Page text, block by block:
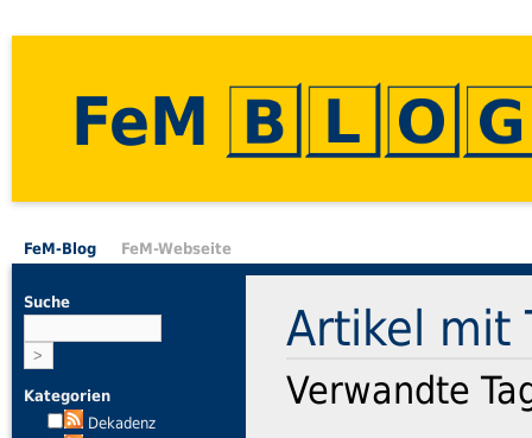
FeM
FeM-Blog FeM-Webseite
Suche
Kategorien
Dekadenz
Artikel mit
Verwandte